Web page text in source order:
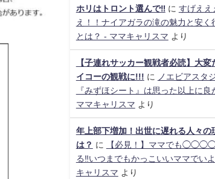
ホリはトロント選んで‼に すげええ
え！！ナイアガラの滝の魅力と安く
とは？ - ママキャリスマ より
【子連れサッカー観戦者必読】大変
イコーの観戦に!!! に
ノエビアスタ
『みずほシート』は思った以上に良
ママキャリスマ より
年上部下増加！出世に遅れる人々の
は？ に
【必見！】ママでも
る‼いつまでもかっこいいママでい
キャリスマ より